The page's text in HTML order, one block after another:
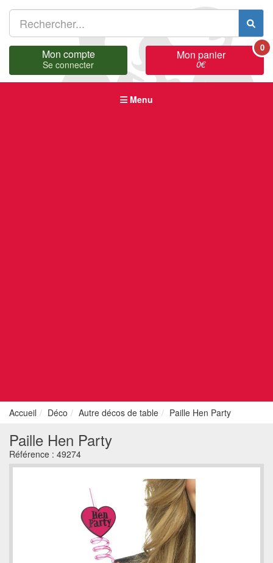
Mon compte
Se connecter
Mon panier
0€
0
Menu
Accueil Déco Autre décos de table Paille Hen Party
Paille Hen Party
Référence : 49274